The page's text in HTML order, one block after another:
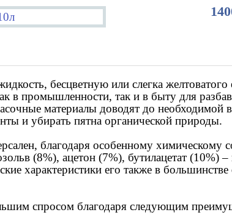
бесцветную или слегка желтоватого
в промышленности, так и в быту для
материалы доводят до необходимой
и убирать пятна органической природы.
благодаря особенному химическому
(8%), ацетон (7%), бутилацетат (10%) –
характеристики его также в большинстве
спросом благодаря следующим